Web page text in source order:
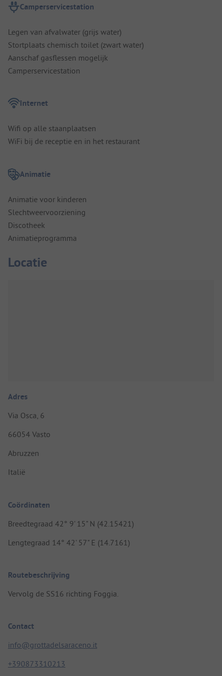
Camperservicestation
Legen van afvalwater (grijs water)
Stortplaats chemisch toilet (zwart water)
Aanschaf gasflessen mogelijk
Camperservicestation
Internet
Wifi op alle staanplaatsen
WiFi bij de receptie en in het restaurant
Animatie
Animatie voor kinderen
Slechtweervoorziening
Discotheek
Animatieprogramma
Locatie
Adres
Via Osca, 6
66054 Vasto
Abruzzen
Italië
Coördinaten
Breedtegraad 42° 9' 15" N (42.15421)
Lengtegraad 14° 42' 57" E (14.7161)
Routebeschrijving
Vervolg de SS16 richting Foggia.
Contact
info@grottadelsaraceno.it
+390873310213